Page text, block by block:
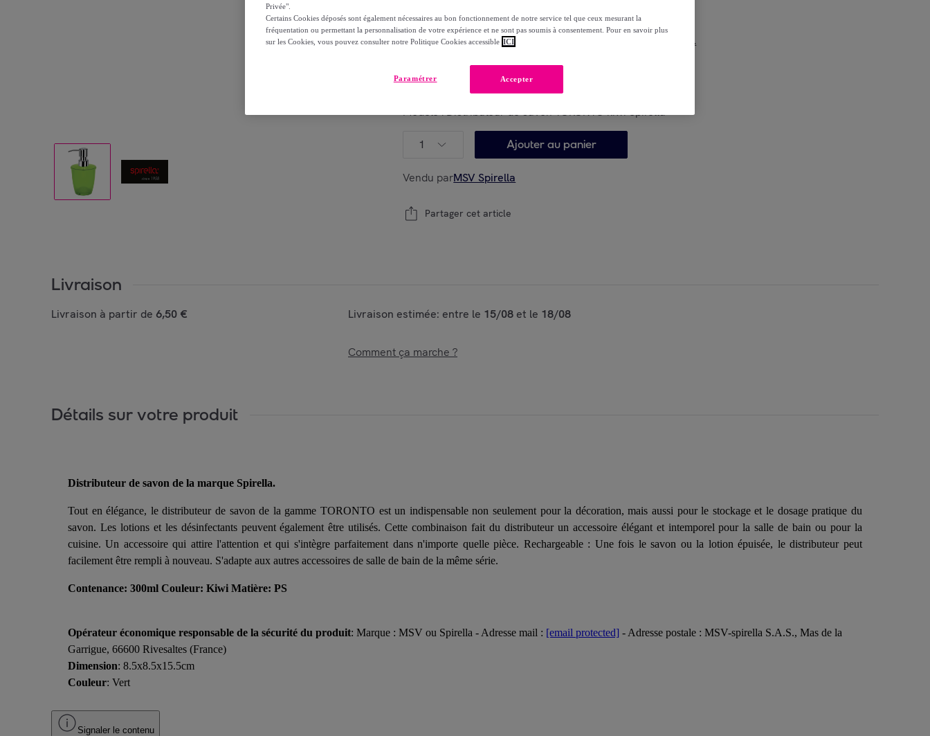
Reprise possible de votre ancien produit voir les conditions.
Modèle :Distributeur de savon TORONTO kiwi Spirella
1 Ajouter au panier
Vendu parMSV Spirella
Partager cet article
Livraison
Livraison à partir de 6,50 € Livraison estimée: entre le 15/08 et le 18/08
Comment ça marche ?
Détails sur votre produit
Distributeur de savon de la marque Spirella.
Tout en élégance, le distributeur de savon de la gamme TORONTO est un indispensable non seulement pour la décoration, mais aussi pour le stockage et le dosage pratique du
savon. Les lotions et les désinfectants peuvent également être utilisés. Cette combinaison fait du distributeur un accessoire élégant et intemporel pour la salle de bain ou pour la
cuisine. Un accessoire qui attire l'attention et qui s'intègre parfaitement dans n'importe quelle pièce. Rechargeable : Une fois le savon ou la lotion épuisée, le distributeur peut
facilement être rempli à nouveau. S'adapte aux autres accessoires de salle de bain de la même série.
Contenance: 300ml Couleur: Kiwi Matière: PS
Opérateur économique responsable de la sécurité du produit: Marque : MSV ou Spirella - Adresse mail : [email protected] - Adresse postale : MSV-spirella S.A.S., Mas de la
Garrigue, 66600 Rivesaltes (France)
Dimension: 8.5x8.5x15.5cm
Couleur: Vert
Signaler le contenu
Privée".
Certains Cookies déposés sont également nécessaires au bon fonctionnement de notre service tel que ceux mesurant la
fréquentation ou permettant la personnalisation de votre expérience et ne sont pas soumis à consentement. Pour en savoir plus
sur les Cookies, vous pouvez consulter notre Politique Cookies accessible ICI
Accepter
Paramétrer